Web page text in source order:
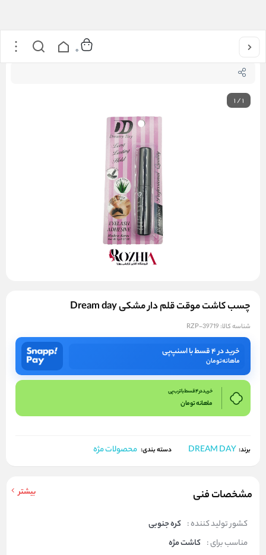
خانه چسب کاشت موقت قلم دار مشکی Dream day 0
1/1
چسب کاشت موقت قلم دار مشکی Dream day
شناسه کالا: RZP-39719
خرید در ۴ قسط با اسنپ‌پی
ماهانهتومان
خرید در 4 قسط با ترب پی
ماهانهتومان
برند: DREAM DAY دسته بندی: محصولات مژه
مشخصات فنی بیشتر
کشور تولید کننده : کره جنوبی
مناسب برای : کاشت مژه